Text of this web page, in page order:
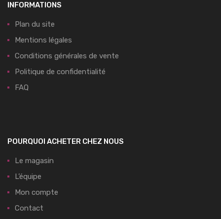
INFORMATIONS
Plan du site
Mentions légales
Conditions générales de vente
Politique de confidentialité
FAQ
POURQUOI ACHETER CHEZ NOUS
Le magasin
L’équipe
Mon compte
Contact